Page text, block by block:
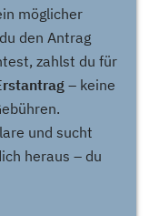
möglicher
den Antrag
zahlst du für
– keine
und sucht
heraus – du